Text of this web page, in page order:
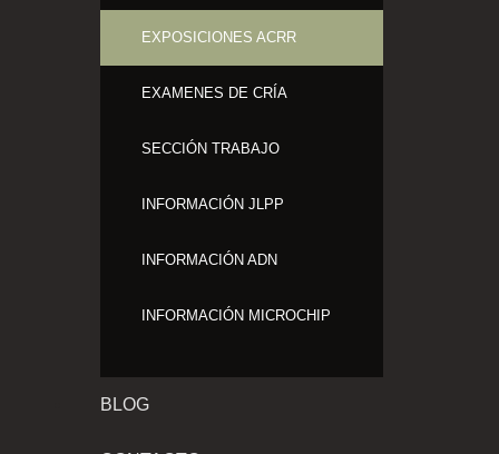
EXPOSICIONES ACRR
EXAMENES DE CRÍA
SECCIÓN TRABAJO
INFORMACIÓN JLPP
INFORMACIÓN ADN
INFORMACIÓN MICROCHIP
BLOG